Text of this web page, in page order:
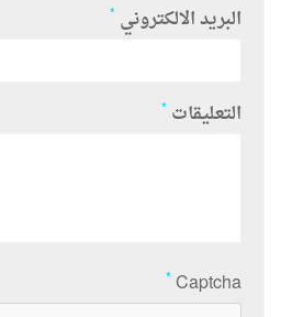
البريد الالكتروني *
التعليقات *
Captcha
*